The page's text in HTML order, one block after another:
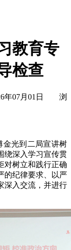
教育专
检查
年07月01日 浏
金光到二局宣讲树
绕深入学习宣传贯
对树立和践行正确
的纪律要求、以严
深入交流，并进行